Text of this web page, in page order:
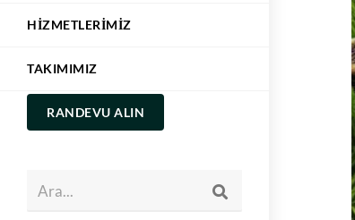
HIZMETLERIMIZ
TAKIMIMIZ
RANDEVU ALIN
Ara...